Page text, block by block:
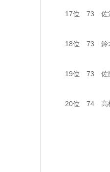
17位 73 佐
18位 73 鈴
19位 73 佐
20位 74 高